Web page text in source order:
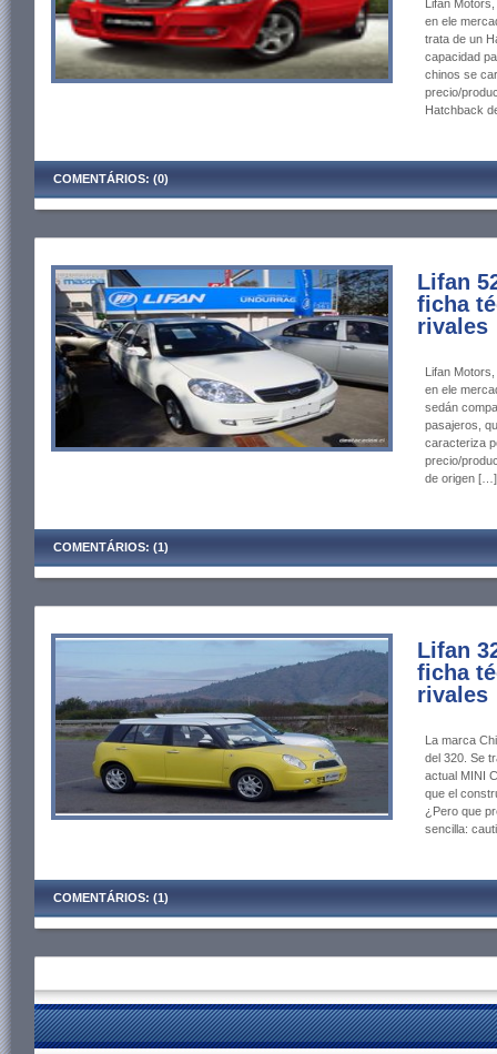
Lifan
en ele
trata de un
capacidad
chinos se
precio/
Hatchback
COMENTÁRIOS: (0)
Lifan
ficha
rivales
Lifan
en ele
sedán
pasajeros,
caracteriza
precio/
de origen […]
COMENTÁRIOS: (1)
Lifan
ficha
rivales
La marca
del 320. Se
actual MINI
que el
¿Pero que
sencilla:
COMENTÁRIOS: (1)